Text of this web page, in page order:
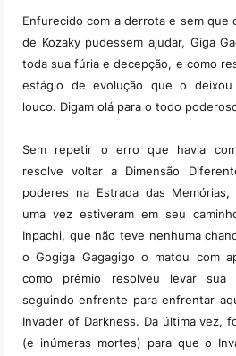
Enfurecido com a derrota e sem que
de Kozaky pudessem ajudar, Giga
toda sua fúria e decepção, e como
estágio de evolução que o
louco. Digam olá para o todo
Sem repetir o erro que havia
resolve voltar a Dimensão
poderes na Estrada das
uma vez estiveram em seu
Inpachi, que não teve nenhuma
o Gogiga Gagagigo o matou com
como prêmio resolveu levar
seguindo enfrente para enfrentar
Invader of Darkness. Da última vez,
(e inúmeras mortes) para que o